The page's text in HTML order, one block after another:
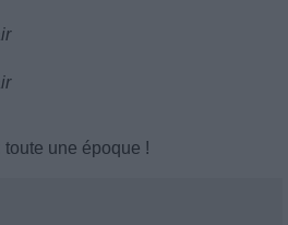
une époque !